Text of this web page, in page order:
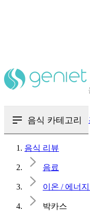
음식 카테고리
음식 리뷰
음료
이온 / 에너
박카스